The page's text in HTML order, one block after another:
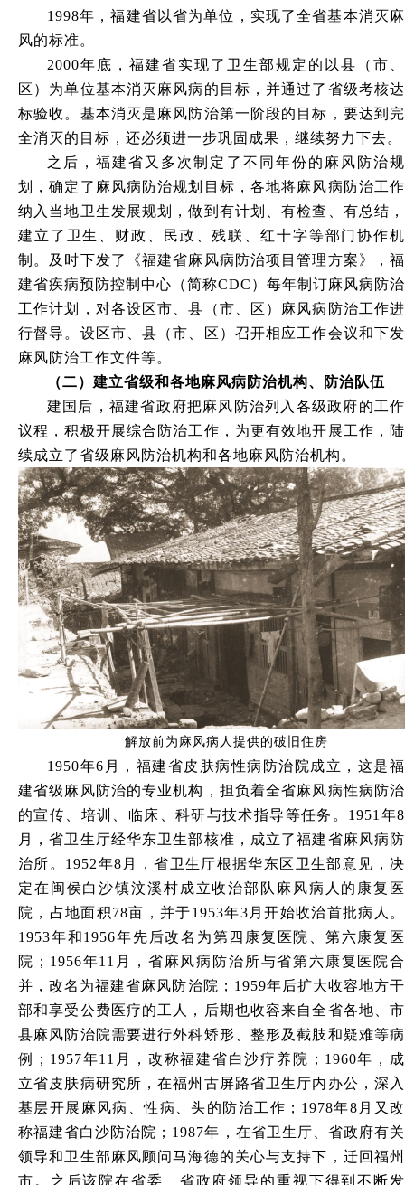
1998年，福建省以省为单位，实现了全省基本消灭麻
风的标准。
2000年底，福建省实现了卫生部规定的以县（市、
区）为单位基本消灭麻风病的目标，并通过了省级考核达
标验收。基本消灭是麻风防治第一阶段的目标，要达到完
全消灭的目标，还必须进一步巩固成果，继续努力下去。
之后，福建省又多次制定了不同年份的麻风防治规
划，确定了麻风病防治规划目标，各地将麻风病防治工作
纳入当地卫生发展规划，做到有计划、有检查、有总结，
建立了卫生、财政、民政、残联、红十字等部门协作机
制。及时下发了《福建省麻风病防治项目管理方案》，福
建省疾病预防控制中心（简称CDC）每年制订麻风病防治
工作计划，对各设区市、县（市、区）麻风病防治工作进
行督导。设区市、县（市、区）召开相应工作会议和下发
麻风防治工作文件等。
（二） 建立省级和各地麻风病防治机构、防治队伍
建国后，福建省政府把麻风防治列入各级政府的工作
议程，积极开展综合防治工作，为更有效地开展工作，陆
续成立了省级麻风防治机构和各地麻风防治机构。
解放前为麻风病人提供的破旧住房
1950年6月，福建省皮肤病性病防治院成立，这是福
建省级麻风防治的专业机构，担负着全省麻风病性病防治
的宣传、培训、临床、科研与技术指导等任务。1951年8
月，省卫生厅经华东卫生部核准，成立了福建省麻风病防
治所。1952年8月，省卫生厅根据华东区卫生部意见，决
定在闽侯白沙镇汶溪村成立收治部队麻风病人的康复医
院，占地面积78亩，并于1953年3月开始收治首批病人。
1953年和1956年先后改名为第四康复医院、第六康复医
院；1956年11月，省麻风病防治所与省第六康复医院合
并，改名为福建省麻风防治院；1959年后扩大收容地方干
部和享受公费医疗的工人，后期也收容来自全省各地、市
县麻风防治院需要进行外科矫形、整形及截肢和疑难等病
例；1957年11月，改称福建省白沙疗养院；1960年，成
立省皮肤病研究所，在福州古屏路省卫生厅内办公，深入
基层开展麻风病、性病、头的防治工作；1978年8月又改
称福建省白沙防治院；1987年，在省卫生厅、省政府有关
领导和卫生部麻风顾问马海德的关心与支持下，迁回福州
市。之后该院在省委、省政府领导的重视下得到不断发